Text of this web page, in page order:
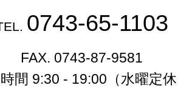
0743-65-1103
FAX. 0743-87-9581
間 9:30 - 19:00（水曜定